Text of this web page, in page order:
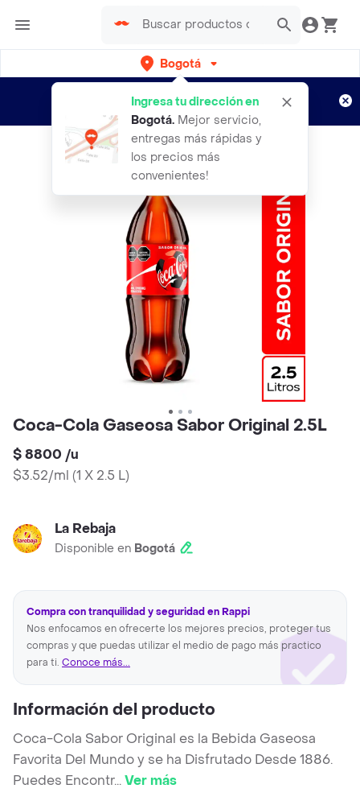
Bogotá
Ingresa tu dirección en
Bogotá. Mejor servicio,
entregas más rápidas y
los precios más
convenientes!
envíos gratis por semanas
Aplican TyC
Coca-Cola Gaseosa Sabor Original 2.5L
$ 8800 /u
$3.52/ml (1 X 2.5 L)
La Rebaja
Disponible en Bogotá
Compra con tranquilidad y seguridad en Rappi
Nos enfocamos en ofrecerte los mejores precios, proteger tus
compras y que puedas utilizar el medio de pago más practico
para ti. Conoce más...
Información del producto
Coca-Cola Sabor Original es la Bebida Gaseosa
Favorita Del Mundo y se ha Disfrutado Desde 1886.
Puedes Encontr...Ver más